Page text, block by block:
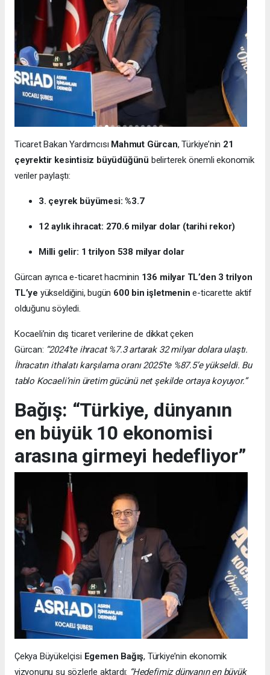
Ticaret Bakan Yardımcısı Mahmut Gürcan, Türkiye’nin 21
çeyrektir kesintisiz büyüdüğünü belirterek önemli ekonomik
veriler paylaştı:
3. çeyrek büyümesi: %3.7
12 aylık ihracat: 270.6 milyar dolar (tarihi rekor)
Milli gelir: 1 trilyon 538 milyar dolar
Gürcan ayrıca e-ticaret hacminin 136 milyar TL’den 3 trilyon
TL’ye yükseldiğini, bugün 600 bin işletmenin e-ticarette aktif
olduğunu söyledi.
Kocaeli’nin dış ticaret verilerine de dikkat çeken
Gürcan: “2024’te ihracat %7.3 artarak 32 milyar dolara ulaştı.
İhracatın ithalatı karşılama oranı 2025’te %87.5’e yükseldi. Bu
tablo Kocaeli’nin üretim gücünü net şekilde ortaya koyuyor.”
Bağış: “Türkiye, dünyanın
en büyük 10 ekonomisi
arasına girmeyi hedefliyor”
Çekya Büyükelçisi Egemen Bağış, Türkiye’nin ekonomik
vizyonunu şu sözlerle aktardı: “Hedefimiz dünyanın en büyük